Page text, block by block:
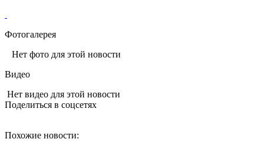
Фотогалерея
Нет фото для этой новости
Видео
Нет видео для этой новости
Поделиться в соцсетях
Похожие новости: